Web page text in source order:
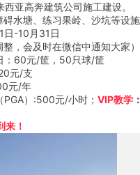
高奔建筑公司施工建设。
水塘、练习果岭、沙坑等设
日-10月31日
，会及时在微信中通知大家）
：60元/筐，50只球/筐
元/支
元/年
）:500元/小时； VIP教学
！